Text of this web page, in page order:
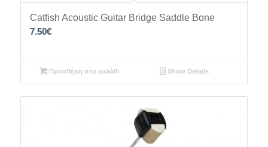
Catfish Acoustic Guitar Bridge Saddle Bone
7.50€
Προσθήκη στο καλάθι Show Details